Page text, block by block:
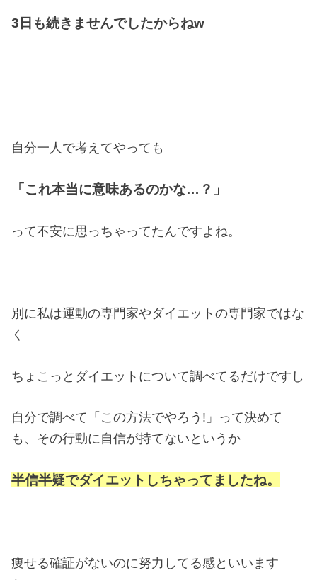
3日も続きませんでしたからねw
自分一人で考えてやっても
「これ本当に意味あるのかな…？」
って不安に思っちゃってたんですよね。
別に私は運動の専門家やダイエットの専門家ではな
く
ちょこっとダイエットについて調べてるだけですし
自分で調べて「この方法でやろう!」って決めて
も、その行動に自信が持てないというか
半信半疑でダイエットしちゃってましたね。
痩せる確証がないのに努力してる感といいます